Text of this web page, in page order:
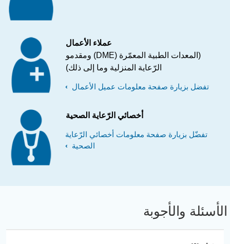
عملاء الأعمال
(المعدات الطبية المعمّرة (DME) ومقدمو
الرّعاية المنزلية وما إلى ذلك)
تفضل بزيارة صفحة معلومات عميل الأعمال
أخصائي الرّعاية الصحية
تفضّل بزيارة صفحة معلومات أخصائي الرّعاية
الصحية
والأجوبة